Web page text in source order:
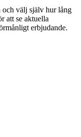
och välj själv hur lång
att se aktuella
erbjudande.